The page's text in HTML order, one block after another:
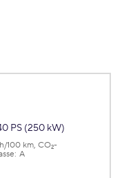
PS (250 kW)
100 km CO2-
A